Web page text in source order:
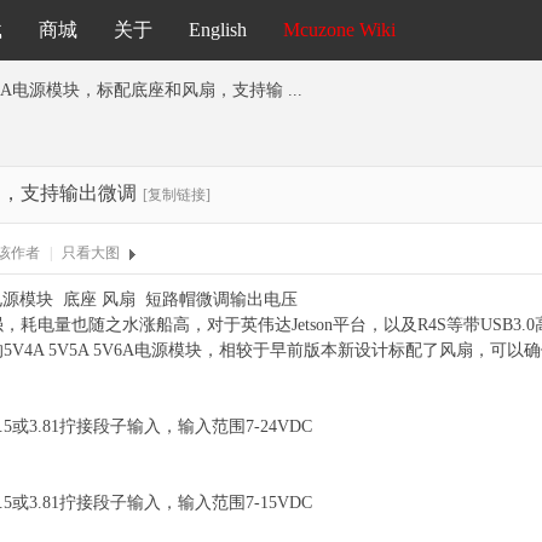
商城 关于 English Mcuzone Wiki
电源模块，标配底座和风扇，支持输 ...
支持输出微调 [复制链接]
作者 只看大图
源模块 底座 风扇 短路帽微调输出电压
耗电量也随之水涨船高，对于英伟达Jetson平台，以及R4S等带
5V5A 5V6A电源模块，相较于早前版本新设计标配了风扇，可以
或3.81拧接段子输入，输入范围7-24VDC
或3.81拧接段子输入，输入范围7-15VDC